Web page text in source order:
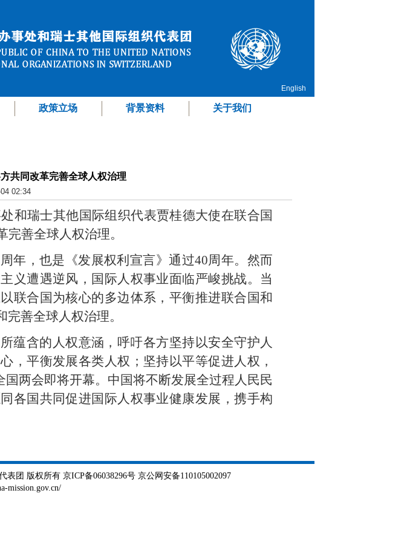
English
政策立场 背景资料 关于我们
共同改革完善全球人权治理
02:34
和瑞士其他国际组织代表贾桂德大使在联合国
善全球人权治理。
年，也是《发展权利宣言》通过40周年。然而
义遭遇逆风，国际人权事业面临严峻挑战。当
联合国为核心的多边体系，平衡推进联合国和
善全球人权治理。
蕴含的人权意涵，呼吁各方坚持以安全守护人
，平衡发展各类人权；坚持以平等促进人权，
两会即将开幕。中国将不断发展全过程人民民
各国共同促进国际人权事业健康发展，携手构
团 版权所有 京ICP备06038296号 京公网安备110105002097
mission.gov.cn/